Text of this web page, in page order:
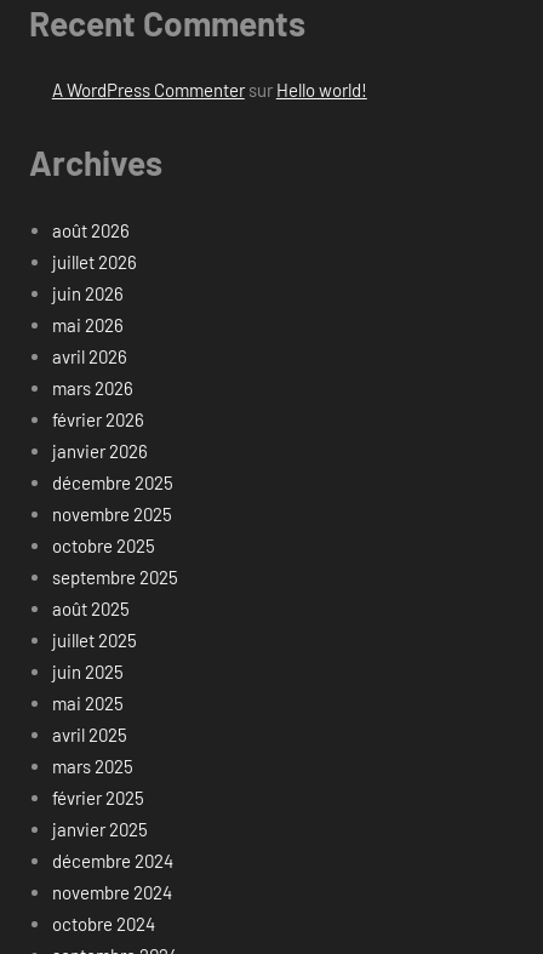
Recent Comments
A WordPress Commentersur Hello world!
Archives
août 2026
juillet 2026
juin 2026
mai 2026
avril 2026
mars 2026
février 2026
janvier 2026
décembre 2025
novembre 2025
octobre 2025
septembre 2025
août 2025
juillet 2025
juin 2025
mai 2025
avril 2025
mars 2025
février 2025
janvier 2025
décembre 2024
novembre 2024
octobre 2024